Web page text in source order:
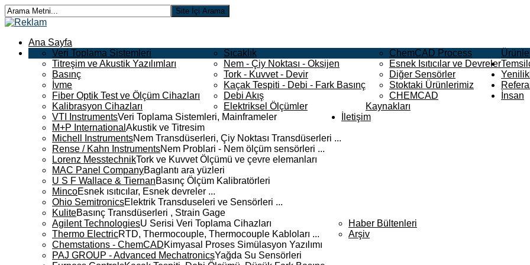
Ana Sayfa
Veri Toplama Sistemleri
Titreşim ve Akustik Yazılımları
Basınç
İvme
Fiber Optik Test ve Ölçüm Cihazları
Kalibrasyon Cihazları
Sıcaklık
Nem - Çiy Noktası - Oksijen
Tork - Kuvvet - Devir
Kaçak Tespiti - Debi - Fark Basınç
Debi Akış
Elektriksel Ölçümler
ChemCAD Process
Esnek Isıtıcılar ve Devreler
Diğer Sensörler
Stoktaki Ürünlerimiz
CHEMCAD
VTI InstrumentsVeri Toplama Sistemleri, Mainframeler
M+P International Akustik ve Titresim
Michell InstrumentsNem Transdüserleri, Çiy Noktası Transdüserleri ...
Rense / Kahn InstrumentsNem Problari - Nem ölçüm sensörleri ...
Lorenz MesstechnikTork ve Kuvvet Ölçümü ve çevre elemanları
MAC Panel CompanyBaglantı ara yüzleri
U S F Wallace & TiernanBasınç Ölçüm Kalibratörleri
MincoEsnek ısıtıcılar, Esnek devreler ...
Ohio SemitronicsElektrik Transduseleri ve Sensörleri ...
KuliteBasınç Transdüserleri , Strain Gage
Agilent TechnologiesU Serisi Veri Toplama Cihazları
Thermo ElectricRTD, Thermocouple, Thermocouple Kabloları ...
Chemstations - ChemCADKimyasal Proses Simülasyon Yazılımı
PAJ GROUP - Advanced MechatronicsYağda Su Sensörleri
Haber Bültenleri
Arşiv
İnsan
Kaynakları
İletişim